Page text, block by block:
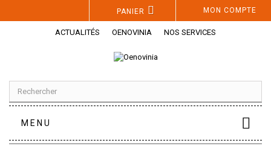
MON COMPTE
PANIER
ACTUALITÉS OENOVINIA NOS SERVICES
MENU